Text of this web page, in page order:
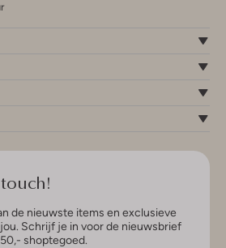
de nieuwste items en exclusieve
Schrijf je in voor de nieuwsbrief
shoptegoed.